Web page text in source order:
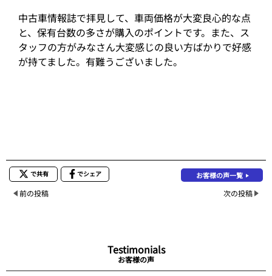
中古車情報誌で拝見して、車両価格が大変良心的な点
と、保有台数の多さが購入のポイントです。また、ス
タッフの方がみなさん大変感じの良い方ばかりで好感
が持てました。有難うございました。
で共有 でシェア お客様の声一覧
前の投稿 次の投稿
Testimonials
お客様の声